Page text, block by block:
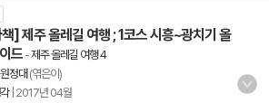
] 제주 올레길 여행 ; 1코스 시흥~광치기 올
드-제주 올레길 여행 4
정대 (엮은이)
| 2017년 04월